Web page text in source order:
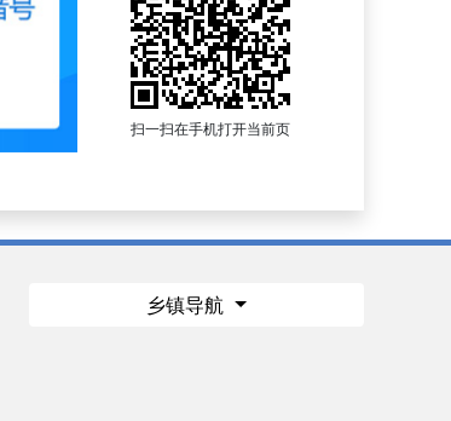
扫一扫在手机打开当前页
乡镇导航